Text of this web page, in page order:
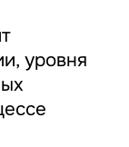
уровня